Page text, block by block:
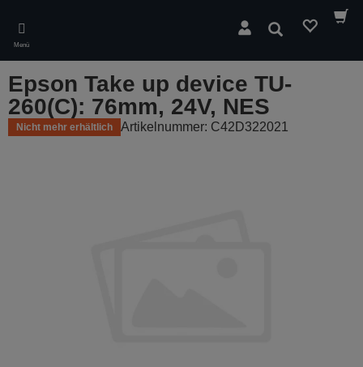
main
content
Menü
Suchen
Epson Take up device TU-
260(C): 76mm, 24V, NES
Nicht mehr erhältlich Artikelnummer: C42D322021